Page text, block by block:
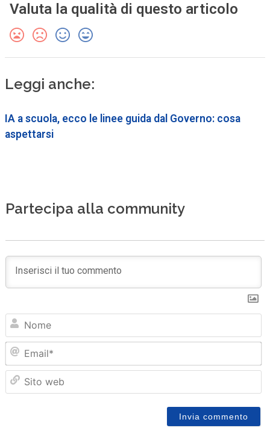
Valuta la qualità di questo articolo
Leggi anche:
IA a scuola, ecco le linee guida dal Governo: cosa
aspettarsi
Partecipa alla community